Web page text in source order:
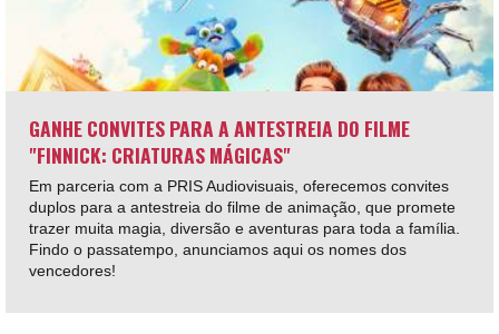
GANHE CONVITES PARA A ANTESTREIA DO FILME
"FINNICK: CRIATURAS MÁGICAS"
Em parceria com a PRIS Audiovisuais, oferecemos convites
duplos para a antestreia do filme de animação, que promete
trazer muita magia, diversão e aventuras para toda a família.
Findo o passatempo, anunciamos aqui os nomes dos
vencedores!